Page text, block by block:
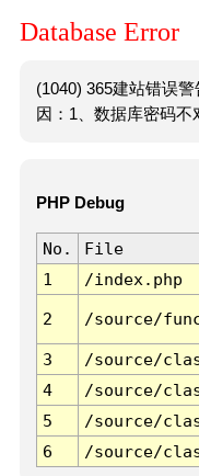
Database Error
(1040) 365建站错误
因：1、数据库密码不
PHP Debug
No. File
1
/index.php
2 /source/
3 /source/
4
/source/
5
/source/
6
/source/